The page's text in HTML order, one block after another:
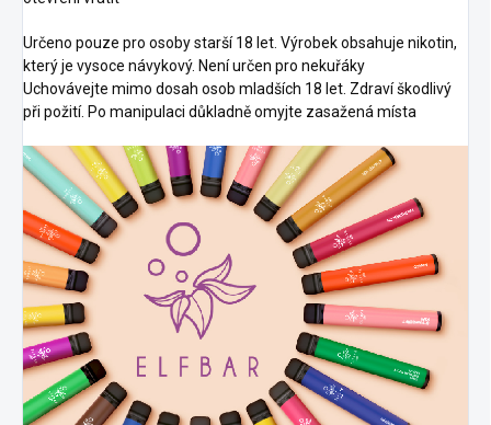
Určeno pouze pro osoby starší 18 let. Výrobek obsahuje nikotin,
který je vysoce návykový. Není určen pro nekuřáky
Uchovávejte mimo dosah osob mladších 18 let. Zdraví škodlivý
při požití. Po manipulaci důkladně omyjte zasažená místa